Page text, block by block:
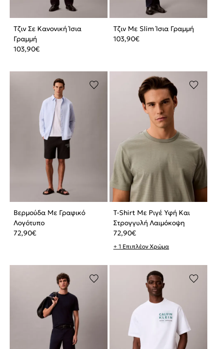
Τζιν Σε Κανονική Ίσια
Γραμμή
103,90€
Τζιν Με Slim Ίσια Γραμμή
103,90€
Βερμούδα Με Γραφικό
Λογότυπο
72,90€
T-Shirt Με Ριγέ Υφή Και
Στρογγυλή Λαιμόκοψη
72,90€
+ 1 Επιπλέον Χρώμα